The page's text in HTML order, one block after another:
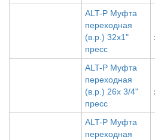
ALT-P Муфта
переходная
(в.р.) 32х1"
пресс
ALT-P Муфта
переходная
(в.р.) 26х 3/4"
пресс
ALT-P Муфта
переходная